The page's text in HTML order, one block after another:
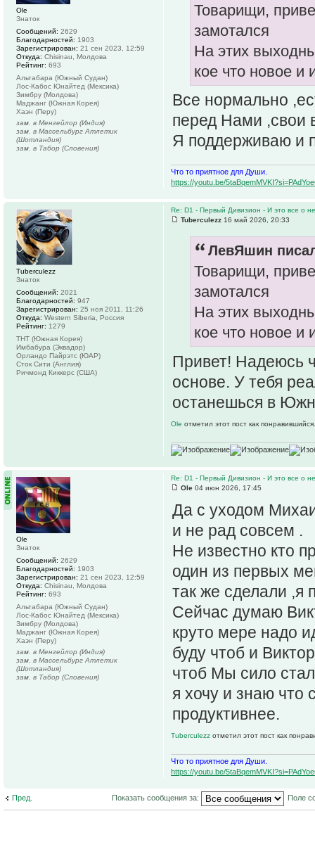
Товарищи,
замотался
На этих
кое что новое и
Все нормально
перед Нами ,свои
Я поддерживаю и
Что то приятное для Души.
https://youtu.be/
Ole
Знаток
Сообщений: 2629
Благодарностей: 1903
Зарегистрирован: 21 сен 2023, 12:59
Откуда: Chisinau, Молдова
Рейтинг: 693
Альтабара (Южный Судан)
Лос-Кабос Юнайтед (Мексика)
Зимбру (Молдова)
Маджанг (Южная Корея)
Хаэн (Перу)
зам. в Менгейлор (Индия)
зам. в Массельбург Атлетик
(Шотландия)
зам. в Табор (Словения)
Re: D1 - Первый Дивизион - И это все о
Tuberculezz 16 май 2026, 20:33
ЛевЯшин
Товарищи,
замотался
На этих
кое что новое и
Привет! Надеюсь
основе. У тебя
останешься в
Ole отметил этот пост как понравившийся.
Tuberculezz
Знаток
Сообщений: 2021
Благодарностей: 947
Зарегистрирован: 25 ноя 2011, 11:26
Откуда: Western Siberia, Россия
Рейтинг: 1279
ТНТ (Южная Корея)
Имбабура (Эквадор)
Орландо Пайрэтс (ЮАР)
Сток Сити (Англия)
Ричмонд Киккерс (США)
Re: D1 - Первый Дивизион - И это все о
Ole 04 июн 2026, 17:45
Да с уходом
и не рад совсем .
Не известно кто
один из первых
так же сделали ,я
Сейчас думаю
круто мере надо
буду чтоб и
чтоб Мы сило
я хочу и знаю что
продуктивнее.
Tuberculezz отметил этот пост как
Что то приятное для Души.
https://youtu.be/
Ole
Знаток
Сообщений: 2629
Благодарностей: 1903
Зарегистрирован: 21 сен 2023, 12:59
Откуда: Chisinau, Молдова
Рейтинг: 693
Альтабара (Южный Судан)
Лос-Кабос Юнайтед (Мексика)
Зимбру (Молдова)
Маджанг (Южная Корея)
Хаэн (Перу)
зам. в Менгейлор (Индия)
зам. в Массельбург Атлетик
(Шотландия)
зам. в Табор (Словения)
Пред. Показать сообщения за: Поле